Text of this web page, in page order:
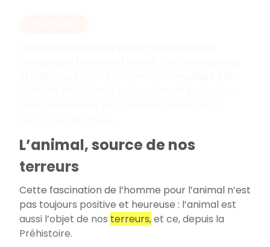
L’animal, source de nos
terreurs
Cette fascination de l’homme pour l’animal n’est
pas toujours positive et heureuse : l’animal est
aussi l’objet de nos terreurs,et ce, depuis la
Préhistoire.